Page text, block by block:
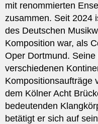
mit renommierten
zusammen. Seit 2024
des Deutschen
Komposition war, als
Oper Dortmund.
verschiedenen
Kompositionsaufträge
dem Kölner Acht
bedeutenden
betätigt er sich auf